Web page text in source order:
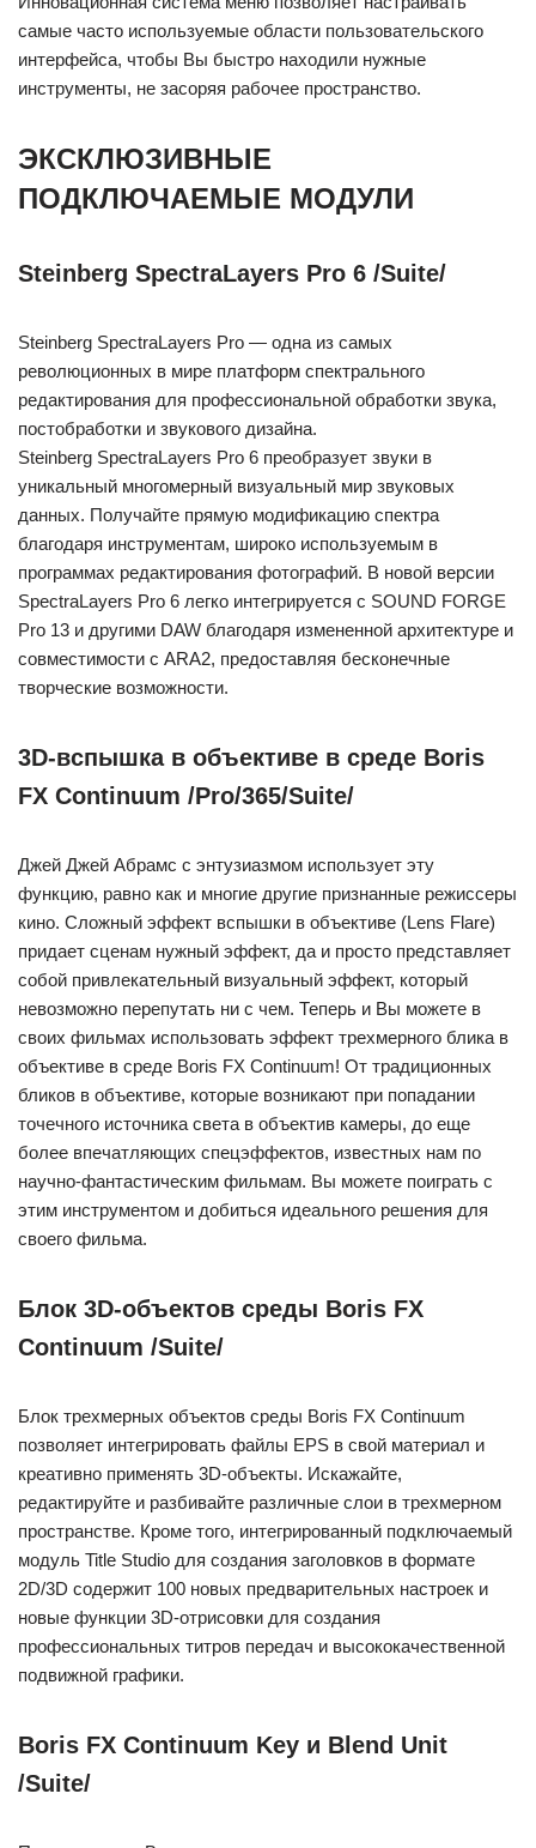
самые часто используемые области пользовательского
интерфейса, чтобы Вы быстро находили нужные
инструменты, не засоряя рабочее пространство.
ЭКСКЛЮЗИВНЫЕ
ПОДКЛЮЧАЕМЫЕ МОДУЛИ
Steinberg SpectraLayers Pro 6 /Suite/
Steinberg SpectraLayers Pro — одна из самых
революционных в мире платформ спектрального
редактирования для профессиональной обработки звука,
постобработки и звукового дизайна.
Steinberg SpectraLayers Pro 6 преобразует звуки в
уникальный многомерный визуальный мир звуковых
данных. Получайте прямую модификацию спектра
благодаря инструментам, широко используемым в
программах редактирования фотографий. В новой версии
SpectraLayers Pro 6 легко интегрируется с SOUND FORGE
Pro 13 и другими DAW благодаря измененной архитектуре и
совместимости с ARA2, предоставляя бесконечные
творческие возможности.
3D-вспышка в объективе в среде Boris
FX Continuum /Pro/365/Suite/
Джей Джей Абрамс с энтузиазмом использует эту
функцию, равно как и многие другие признанные режиссеры
кино. Сложный эффект вспышки в объективе (Lens Flare)
придает сценам нужный эффект, да и просто представляет
собой привлекательный визуальный эффект, который
невозможно перепутать ни с чем. Теперь и Вы можете в
своих фильмах использовать эффект трехмерного блика в
объективе в среде Boris FX Continuum! От традиционных
бликов в объективе, которые возникают при попадании
точечного источника света в объектив камеры, до еще
более впечатляющих спецэффектов, известных нам по
научно-фантастическим фильмам. Вы можете поиграть с
этим инструментом и добиться идеального решения для
своего фильма.
Блок 3D-объектов среды Boris FX
Continuum /Suite/
Блок трехмерных объектов среды Boris FX Continuum
позволяет интегрировать файлы EPS в свой материал и
креативно применять 3D-объекты. Искажайте,
редактируйте и разбивайте различные слои в трехмерном
пространстве. Кроме того, интегрированный подключаемый
модуль Title Studio для создания заголовков в формате
2D/3D содержит 100 новых предварительных настроек и
новые функции 3D-отрисовки для создания
профессиональных титров передач и высококачественной
подвижной графики.
Boris FX Continuum Key и Blend Unit
/Suite/